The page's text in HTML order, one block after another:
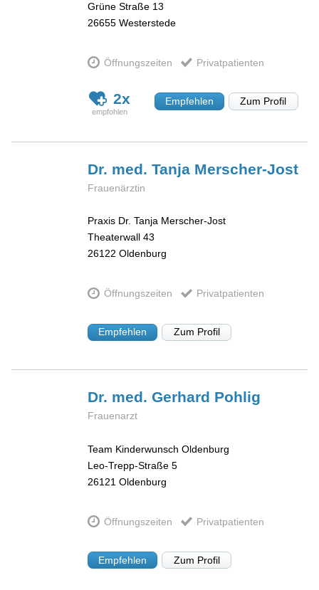
Grüne Straße 13
26655 Westerstede
Öffnungszeiten Privatpatienten
2x Empfehlen Zum Profil
Dr. med. Tanja Merscher-Jost
Frauenärztin
Praxis Dr. Tanja Merscher-Jost
Theaterwall 43
26122 Oldenburg
Öffnungszeiten Privatpatienten
Empfehlen Zum Profil
Dr. med. Gerhard Pohlig
Frauenarzt
Team Kinderwunsch Oldenburg
Leo-Trepp-Straße 5
26121 Oldenburg
Öffnungszeiten Privatpatienten
Empfehlen Zum Profil